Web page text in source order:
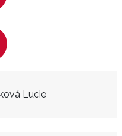
Lucie